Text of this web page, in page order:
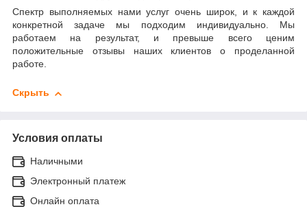
Спектр выполняемых нами услуг очень широк, и к каждой
конкретной задаче мы подходим индивидуально. Мы
работаем на результат, и превыше всего ценим
положительные отзывы наших клиентов о проделанной
работе.
Скрыть
Условия оплаты
Наличными
Электронный платеж
Онлайн оплата